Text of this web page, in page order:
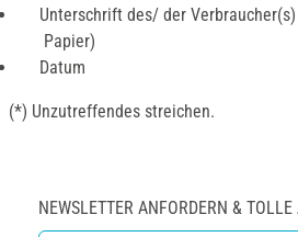
Unterschrift des/ der
Papier)
Datum
(*) Unzutreffendes streichen.
NEWSLETTER ANFORDERN &